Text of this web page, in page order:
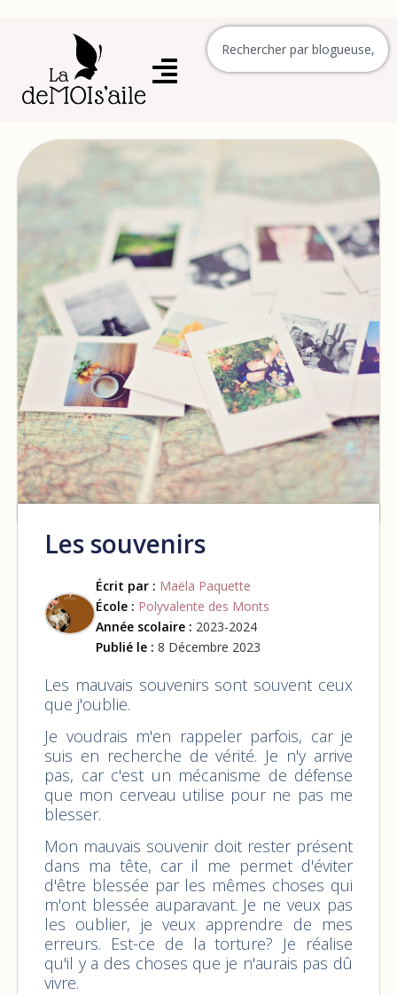
Les souvenirs
Écrit par : Maëla Paquette
École : Polyvalente des Monts
Année scolaire : 2023-2024
Publié le : 8 Décembre 2023
Les mauvais souvenirs sont souvent ceux
que j'oublie.
Je voudrais m'en rappeler parfois, car je
suis en recherche de vérité. Je n'y arrive
pas, car c'est un mécanisme de défense
que mon cerveau utilise pour ne pas me
blesser.
Mon mauvais souvenir doit rester présent
dans ma tête, car il me permet d'éviter
d'être blessée par les mêmes choses qui
m'ont blessée auparavant. Je ne veux pas
les oublier, je veux apprendre de mes
erreurs. Est-ce de la torture? Je réalise
qu'il y a des choses que je n'aurais pas dû
vivre.